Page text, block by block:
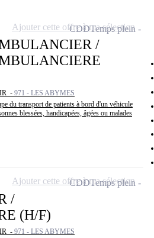
/
- 971 - LES ABYMES
du transport de patients à bord d'un véhicule
blessées, handicapées, âgées ou malades
CDDTemps plein
Ajouter cette offre à ma sélection
/
(H/F)
- 971 - LES ABYMES
CDDTemps plein
Ajouter cette offre à ma sélection